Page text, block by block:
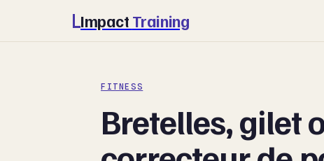
Impact Training
FITNESS
Bretelles, gilet